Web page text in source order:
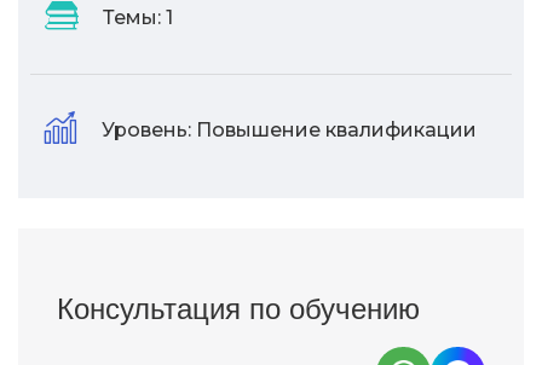
Темы: 1
Уровень: Повышение квалификации
Консультация по обучению